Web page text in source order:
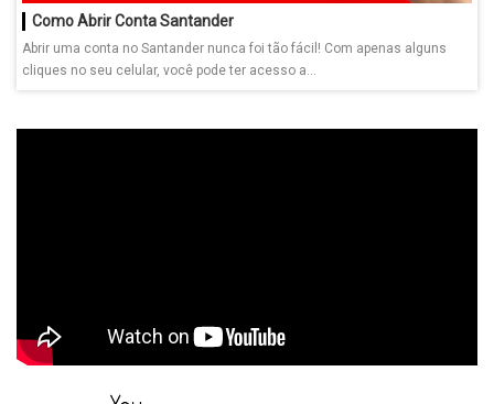
Como Abrir Conta Santander
Abrir uma conta no Santander nunca foi tão fácil! Com apenas alguns
cliques no seu celular, você pode ter acesso a...